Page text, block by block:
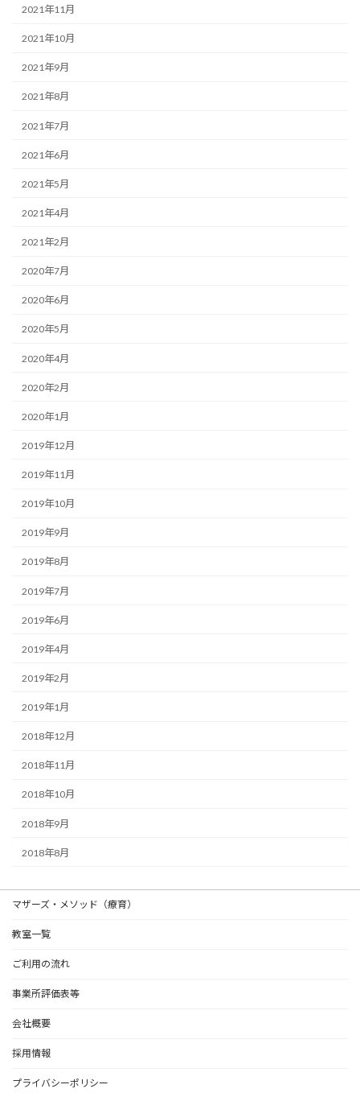
2021年11月
2021年10月
2021年9月
2021年8月
2021年7月
2021年6月
2021年5月
2021年4月
2021年2月
2020年7月
2020年6月
2020年5月
2020年4月
2020年2月
2020年1月
2019年12月
2019年11月
2019年10月
2019年9月
2019年8月
2019年7月
2019年6月
2019年4月
2019年2月
2019年1月
2018年12月
2018年11月
2018年10月
2018年9月
2018年8月
マザーズ・メソッド（療育）
教室一覧
ご利用の流れ
事業所評価表等
会社概要
採用情報
プライバシーポリシー